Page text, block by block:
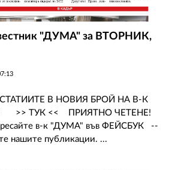
"ДУМА" за ВТОРНИК,
В НОВИЯ БРОЙ НА В-К
>> ТУК << ПРИЯТНО ЧЕТЕНЕ!
в-к "ДУМА" във ФЕЙСБУК --
нашите публикации. ...